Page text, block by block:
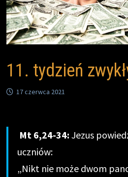
11. tydzień
17 czerwca 2021
Mt 6,24-34:Jezus
uczniów:
„Nikt nie może dwom